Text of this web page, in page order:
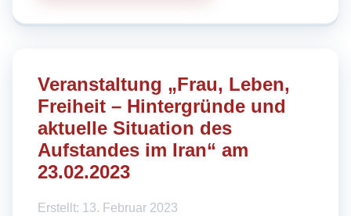
Veranstaltung „Frau, Leben,
Freiheit – Hintergründe und
aktuelle Situation des
Aufstandes im Iran“ am
23.02.2023
Erstellt: 13. Februar 2023